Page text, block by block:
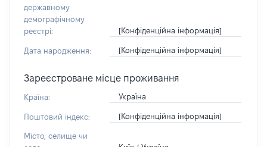
державному
демографічному
реєстрі:
[Конфіденційна інформація]
Дата народження: [Конфіденційна інформація]
Зареєстроване місце проживання
Країна: Україна
Поштовий індекс: [Конфіденційна інформація]
Місто, селище чи